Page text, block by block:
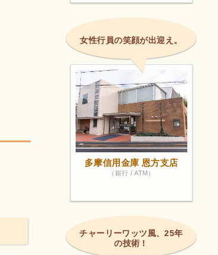
女性行員の笑顔が出迎え。
多摩信用金庫 恩方支店
（銀行 / ATM）
チャーリーワッツ風、25年
の技術！